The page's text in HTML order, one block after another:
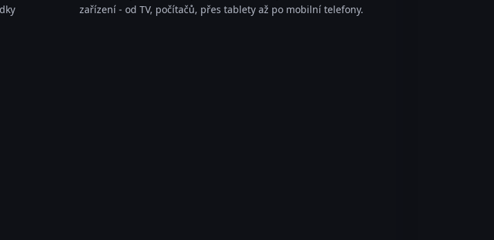
zařízení - od TV, počítačů, přes tablety až po mobilní telefony.